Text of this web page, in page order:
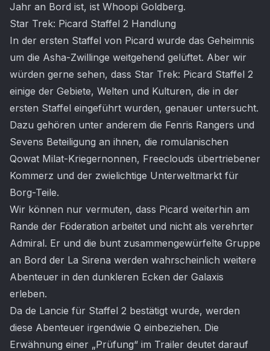
Jahr an Bord ist, ist Whoopi Goldberg.
Star Trek: Picard Staffel 2 Handlung
In der ersten Staffel von Picard wurde das Geheimnis
um die Asha-Zwillinge weitgehend gelüftet. Aber wir
würden gerne sehen, dass Star Trek: Picard Staffel 2
einige der Gebiete, Welten und Kulturen, die in der
ersten Staffel eingeführt wurden, genauer untersucht.
Dazu gehören unter anderem die Fenris Rangers und
Sevens Beteiligung an ihnen, die romulanischen
Qowat Milat-Kriegernonnen, Freeclouds übertriebener
Kommerz und der zwielichtige Unterweltmarkt für
Borg-Teile.
Wir können nur vermuten, dass Picard weiterhin am
Rande der Föderation arbeitet und nicht als verehrter
Admiral. Er und die bunt zusammengewürfelte Gruppe
an Bord der La Sirena werden wahrscheinlich weitere
Abenteuer in den dunkleren Ecken der Galaxis
erleben.
Da de Lancie für Staffel 2 bestätigt wurde, werden
diese Abenteuer irgendwie Q einbeziehen. Die
Erwähnung einer „Prüfung“ im Trailer deutet darauf